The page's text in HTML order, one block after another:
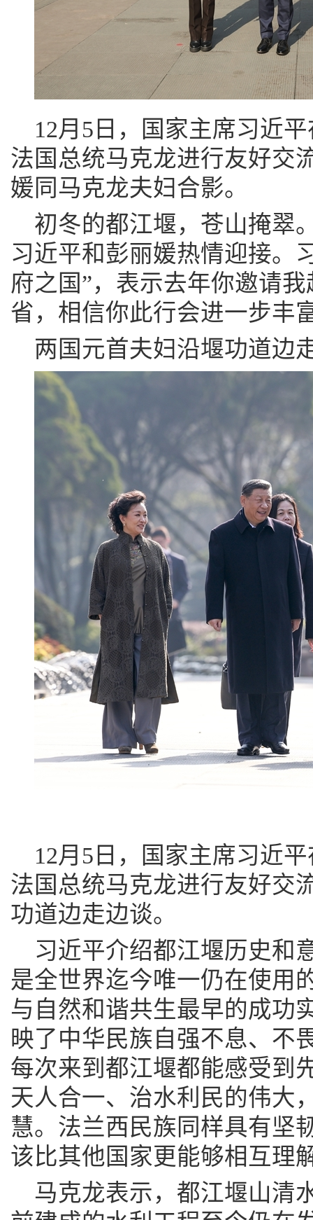
12月5日，国家主席习近
法国总统马克龙进行友好交
媛同马克龙夫妇合影。
初冬的都江堰，苍山掩翠
习近平和彭丽媛热情迎接。
府之国”，表示去年你邀请
省，相信你此行会进一步丰
两国元首夫妇沿堰功道边
12月5日，国家主席习近
法国总统马克龙进行友好交
功道边走边谈。
习近平介绍都江堰历史和
是全世界迄今唯一仍在使用
与自然和谐共生最早的成功
映了中华民族自强不息、不
每次来到都江堰都能感受到
天人合一、治水利民的伟大
慧。法兰西民族同样具有坚
该比其他国家更能够相互理
马克龙表示，都江堰山清